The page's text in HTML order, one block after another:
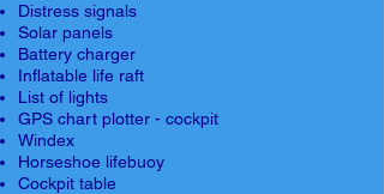
Distress signals
Solar panels
Battery charger
Inflatable life raft
List of lights
GPS chart plotter - cockpit
Windex
Horseshoe lifebuoy
Cockpit table